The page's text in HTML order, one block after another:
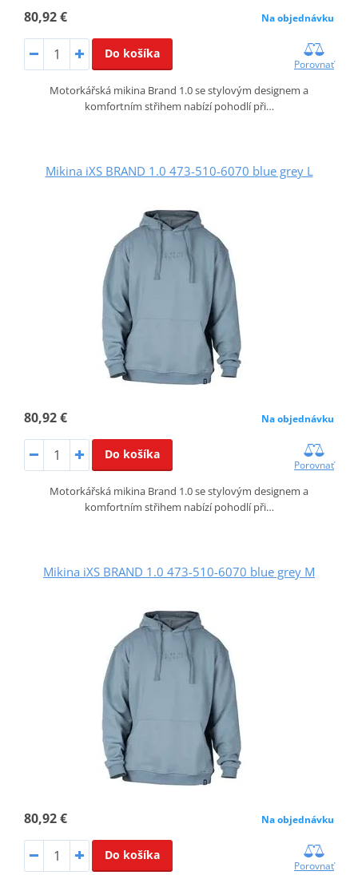
80,92 € Na objednávku
Do košíka
Porovnať
Motorkářská mikina Brand 1.0 se stylovým designem a
komfortním střihem nabízí pohodlí při…
Mikina iXS BRAND 1.0 473-510-6070 blue grey L
80,92 € Na objednávku
Do košíka
Porovnať
Motorkářská mikina Brand 1.0 se stylovým designem a
komfortním střihem nabízí pohodlí při…
Mikina iXS BRAND 1.0 473-510-6070 blue grey M
80,92 € Na objednávku
Do košíka
Porovnať